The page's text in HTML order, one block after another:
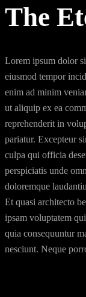
The
Lorem ipsum dolor
eiusmod tempor
enim ad minim
ut aliquip ex ea
reprehenderit in
pariatur. Excepteur
culpa qui officia
perspiciatis unde
doloremque
Et quasi architecto
ipsam voluptatem
quia consequuntur
nesciunt. Neque